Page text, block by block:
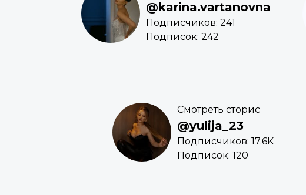
@karina.vartanovna
Подписчиков: 241
Подписок: 242
Смотреть сторис
@yulija_23
Подписчиков: 17.6K
Подписок: 120